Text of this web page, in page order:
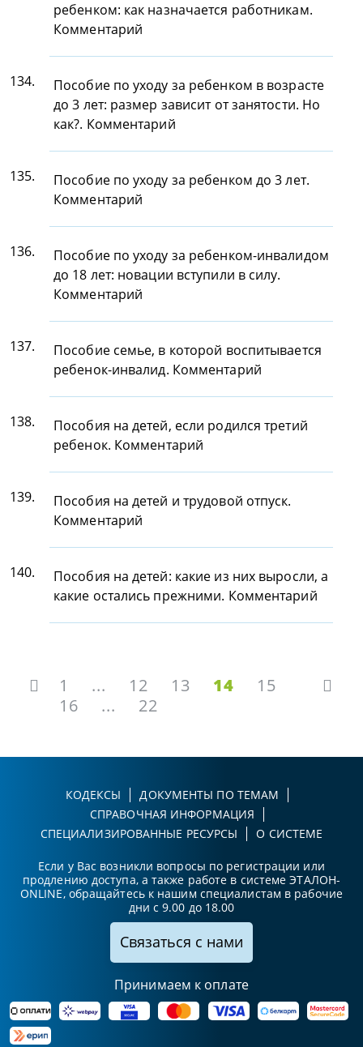
ребенком: как назначается работникам.
Комментарий
134.
Пособие по уходу за ребенком в возрасте
до 3 лет: размер зависит от занятости. Но
как?. Комментарий
135.
Пособие по уходу за ребенком до 3 лет.
Комментарий
136.
Пособие по уходу за ребенком-инвалидом
до 18 лет: новации вступили в силу.
Комментарий
137.
Пособие семье, в которой воспитывается
ребенок-инвалид. Комментарий
138.
Пособия на детей, если родился третий
ребенок. Комментарий
139.
Пособия на детей и трудовой отпуск.
Комментарий
140.
Пособия на детей: какие из них выросли, а
какие остались прежними. Комментарий
1 ... 12 13 14
15
16
... 22
КОДЕКСЫ
ДОКУМЕНТЫ ПО ТЕМАМ
СПРАВОЧНАЯ ИНФОРМАЦИЯ
СПЕЦИАЛИЗИРОВАННЫЕ РЕСУРСЫ
О СИСТЕМЕ
Если у Вас возникли вопросы по регистрации или
продлению доступа, а также работе в системе ЭТАЛОН-
ONLINE, обращайтесь к нашим специалистам в рабочие
дни с 9.00 до 18.00
Связаться с нами
Принимаем к оплате